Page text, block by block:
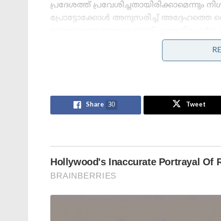
പ്രദേശത്ത് പ്രവേശിച്ചതായിരിക്കാമെന്നും
പ്രോട്ടോക്കോള്‍ അനുസരിച്ച്‌
നിഷേധിച്ചു, ഇന്ന് ലോകത്തെ
വിറപ്പിക്കുന്ന ‘വിരൂപാക്ഷ’ റഡാറുമായി
ഡിആർഡിഒ;നെഞ്ചിടിപ്പ് കൂട്ടുന്ന
ഗാർഡ് തദ്ദേശീയമായി നിർമിച്ച
മലിനീകരണ നിയന്ത്രണ കപ്പൽ
കമ്മീഷൻ ചെയ്ത് പ്രതിരോധ മന്ത്രി
read also:
നിര്‍ഭയ്, ശൗര്യം ,രുദ്രം, പൃഥ്വി,
അത്ഭുതപ്പെട്ട് ലോകരാജ്യങ്ങള്‍;
Share 30 Tweet